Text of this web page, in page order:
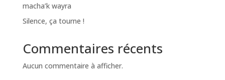
macha’k wayra
Silence, ça tourne !
Commentaires récents
Aucun commentaire à afficher.